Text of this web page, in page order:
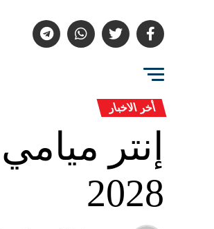
أخر الاخبار
إنتر
2028